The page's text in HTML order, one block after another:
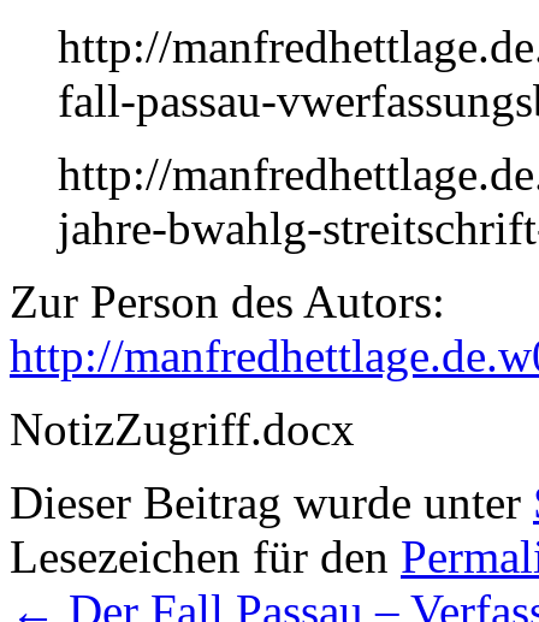
http://
fall-passau-
http://
jahre-bwahlg-
Zur Person des Autors:
http://
NotizZugriff.docx
Dieser Beitrag wurde unter
Lesezeichen für den
← Der Fall Passau –